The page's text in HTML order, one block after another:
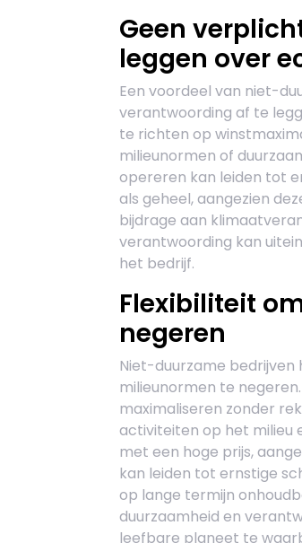
Geen
leggen over
Een voordeel van niet-
verantwoording af te
te richten op
milieunormen of
opereren kan leiden tot
als geheel, aangezien
bijdrage aan
verantwoording kan
het bedrijf.
Flexibiliteit
negeren
Niet-duurzame
milieunormen te
maximaliseren zonder
activiteiten op het milieu
met een hoge prijs,
kan leiden tot ernstige
op lange termijn
duurzaamheid en
leefbare planeet te